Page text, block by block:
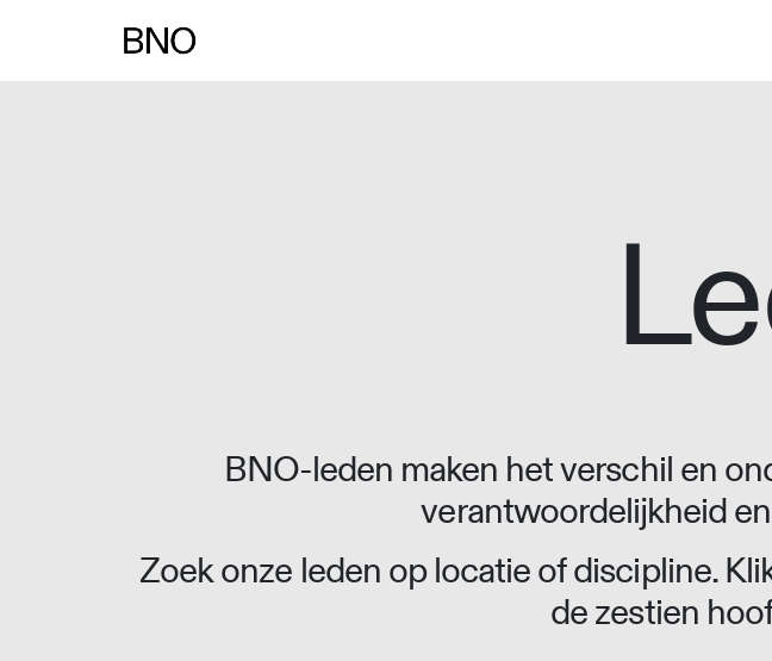
BNO-leden maken het verschil en
verantwoordelijkheid
Zoek onze leden op locatie of discipline.
de zestien